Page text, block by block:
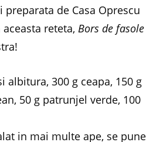
preparata de Casa Oprescu
aceasta reteta,Bors de fasole
albitura, 300 g ceapa, 150 g
50 g patrunjel verde, 100
in mai multe ape, se pune